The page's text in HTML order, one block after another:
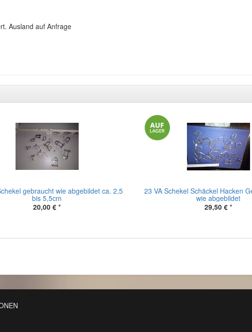
Ausland auf Anfrage
gebraucht wie abgebildet ca. 2,5
bis 5,5cm
20,00 € *
23 VA Schekel Schäckel Hacken
wie abgebildet
29,50 € *